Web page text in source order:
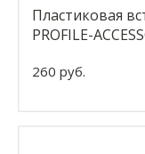
Пластиковая
PROFILE-
260 руб.